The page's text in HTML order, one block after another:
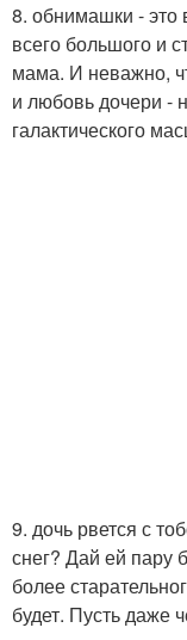
8. обнимашки - это
всего большого и
мама. И неважно,
и любовь дочери -
галактического
9. дочь рвется с
снег? Дай ей пару
более
будет. Пусть даже